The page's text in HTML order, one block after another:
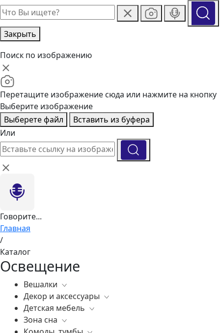
Закрыть
Поиск по изображению
Перетащите изображение сюда или нажмите на кнопку
Выберите изображение
Выберете файл
Вставить из буфера
Или
Говорите...
Главная
/
Каталог
Освещение
Вешалки
Все
Декор и аксессуары
Все
Вазы
Детская мебель
Все
Зона сна